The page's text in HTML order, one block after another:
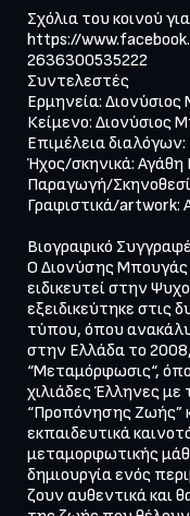
https://
2636300535222
Συντελεστές
Ερμηνεία:
Κείμενο: Διονύσιος
Επιμέλεια διαλόγων:
Ήχος/σκηνικά: Αγάθη
Παραγωγή/
Γραφιστικά/artwork:
Βιογραφικό
Ο Διονύσης Μπουγάς
ειδικευτεί στην
εξειδικεύτηκε στις
τύπου, όπου
στην Ελλάδα το
“Μεταμόρφωσις“,
χιλιάδες Έλληνες με
“Προπόνησης Ζωής”
εκπαιδευτικά
μεταμορφωτικής
δημιουργία ενός
ζουν αυθεντικά και